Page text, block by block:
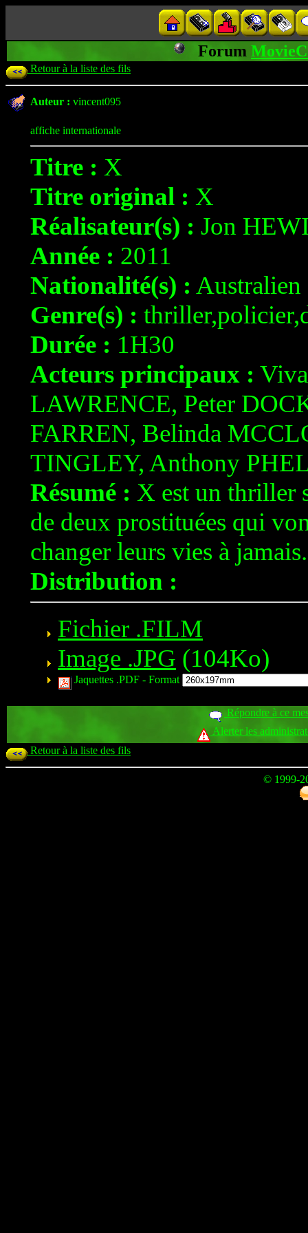
Forum
Retour à la liste des fils
Auteur : vincent095
affiche internationale
Titre : X
Titre original : X
Réalisateur(s) : Jon
Année : 2011
Nationalité(s) : Australien
Genre(s) :
Durée : 1H30
Acteurs principaux :
LAWRENCE, Peter
FARREN, Belinda
TINGLEY, Anthony
Résumé : X est un thriller
de deux prostituées qui
changer leurs vies à
Distribution :
Fichier .FILM
Image .JPG (104Ko)
Jaquettes .PDF - Format
Répondre à ce
Alerter les
Retour à la liste des fils
© 1999-